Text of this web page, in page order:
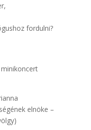
fordulni?
elnöke –